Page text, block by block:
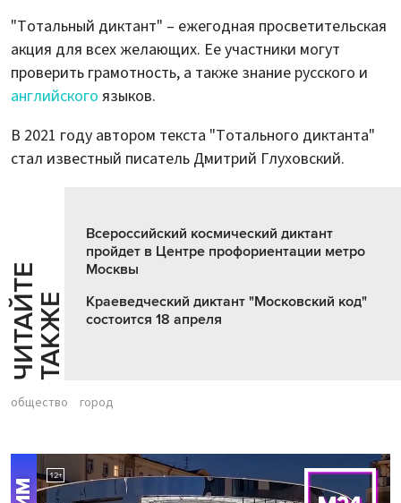
"Тотальный диктант" – ежегодная просветительская
акция для всех желающих. Ее участники могут
проверить грамотность, а также знание русского и
английского языков.
В 2021 году автором текста "Тотального диктанта"
стал известный писатель Дмитрий Глуховский.
Ч
И
Т
АЙ
Т
Е
Т
А
К
ЖЕ
Всероссийский космический диктант
пройдет в Центре профориентации метро
Москвы
Краеведческий диктант "Московский код"
состоится 18 апреля
общество город